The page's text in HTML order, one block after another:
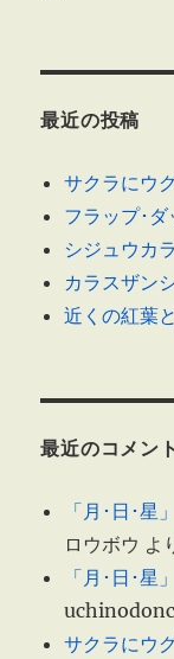
最近の投稿
サクラにウ
フラップ･
シジュウ
カラスザン
近くの紅葉
最近のコメント
「月･日･
ロウボウ よ
「月･日･
サクラにウ